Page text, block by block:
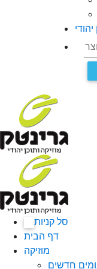
יהודי
סל קניות
דף הבית
מוזיקה
חדשים